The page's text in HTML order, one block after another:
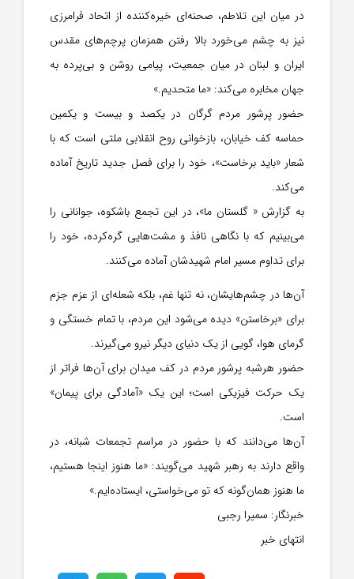
در میان این تلاطم، صحنه‌ای خیره‌کننده از اتحاد فرامرزی
نیز به چشم می‌خورد بالا رفتن همزمان پرچم‌های مقدس
ایران و لبنان در میان جمعیت، پیامی روشن و بی‌پرده به
جهان مخابره می‌کند: «ما متحدیم.»
حضور پرشور مردم گرگان در یکصد و بیست و یکمین
حماسه کف خیابان، بازخوانی روح انقلابی ملتی است که با
شعار «باید برخاست»، خود را برای فصل جدید تاریخ آماده
می‌کند.
به گزارش « گلستان ما»، در این تجمع باشکوه، جوانانی را
می‌بینیم که با نگاهی نافذ و مشت‌هایی گره‌کرده، خود را
برای تداوم مسیر امام شهیدشان آماده می‌کنند.
آن‌ها در چشم‌هایشان، نه تنها غم، بلکه شعله‌ای از عزم جزم
برای «برخاستن» دیده می‌شود این مردم، با تمام خستگی و
گرمای هوا، گویی از یک دنیای دیگر نیرو می‌گیرند.
حضور هرشبه پرشور مردم در کف میدان برای آن‌ها فراتر از
یک حرکت فیزیکی است؛ این یک «آمادگی برای پیمان»
است.
آن‌ها می‌دانند که با حضور در مراسم تجمعات شبانه، در
واقع دارند به رهبر شهید می‌گویند: «ما هنوز اینجا هستیم،
ما هنوز همان‌گونه که تو می‌خواستی، ایستاده‌ایم.»
خبرنگار: سمیرا رجبی
انتهای خبر